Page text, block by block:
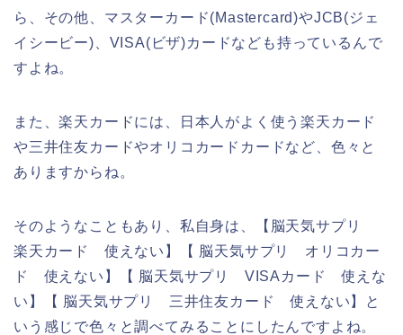
ら、その他、マスターカード(Mastercard)やJCB(ジェ
イシービー)、VISA(ビザ)カードなども持っているんで
すよね。
また、楽天カードには、日本人がよく使う楽天カード
や三井住友カードやオリコカードカードなど、色々と
ありますからね。
そのようなこともあり、私自身は、【脳天気サプリ
楽天カード 使えない】【 脳天気サプリ オリコカー
ド 使えない】【 脳天気サプリ VISAカード 使えな
い】【 脳天気サプリ 三井住友カード 使えない】と
いう感じで色々と調べてみることにしたんですよね。